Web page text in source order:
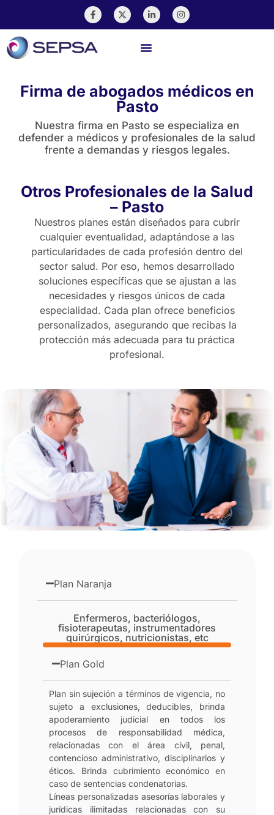
Firma de abogados médicos en
Pasto
Nuestra firma en Pasto se especializa en
defender a médicos y profesionales de la salud
frente a demandas y riesgos legales.
Otros Profesionales de la Salud
– Pasto
Nuestros planes están diseñados para cubrir
cualquier eventualidad, adaptándose a las
particularidades de cada profesión dentro del
sector salud. Por eso, hemos desarrollado
soluciones específicas que se ajustan a las
necesidades y riesgos únicos de cada
especialidad. Cada plan ofrece beneficios
personalizados, asegurando que recibas la
protección más adecuada para tu práctica
profesional.
Plan Naranja
Enfermeros, bacteriólogos,
fisioterapeutas, instrumentadores
quirúrgicos, nutricionistas, etc
Plan Gold
Plan sin sujeción a términos de vigencia, no
sujeto a exclusiones, deducibles, brinda
apoderamiento judicial en todos los
procesos de responsabilidad médica,
relacionadas con el área civil, penal,
contencioso administrativo, disciplinarios y
éticos. Brinda cubrimiento económico en
caso de sentencias condenatorias.
Líneas personalizadas asesorías laborales y
jurídicas ilimitadas relacionadas con su